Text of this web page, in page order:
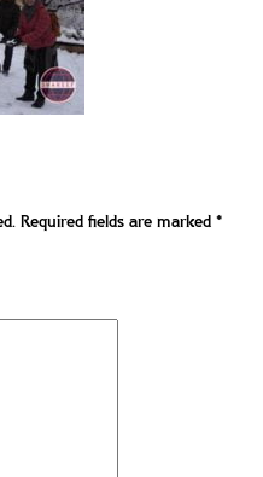
Required fields are marked*